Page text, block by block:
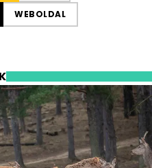
WEBOLDAL